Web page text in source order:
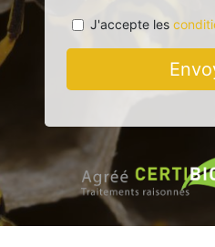
J'accepte les